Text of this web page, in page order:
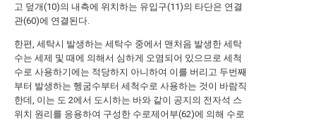
고 덮개(10)의 내측에 위치하는 유입구(11)의 타단은 연결
관(60)에 연결된다.
한편, 세탁시 발생하는 세탁수 중에서 맨처음 발생한 세탁
수는 세제 및 때에 의해서 심하게 오염되어 있으므로 세척
수로 사용하기에는 적당하지 아니하여 이를 버리고 두번째
부터 발생하는 헹굼수부터 세척수로 사용하는 것이 바람직
한데, 이는 도 2에서 도시하는 바와 같이 공지의 전자석 스
위치 원리를 응용하여 구성한 수로제어부(62)에 의해 수로